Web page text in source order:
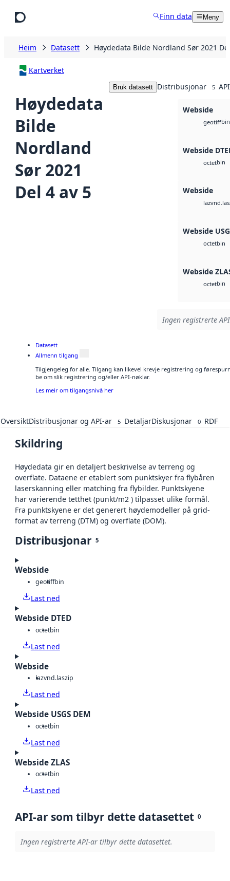
Finn data Meny
Heim Datasett Høydedata Bilde Nordland Sør 2021
Kartverket
Høydedata
Bilde
Nordland
Sør 2021
Del 4 av 5
Bruk datasett Distribusjonar 5
Webside
geotiffbin
Webside
octetbin
Webside
laz
Webside
octetbin
Webside
octetbin
Ingen registrerte
Datasett
Allmenn tilgang
Tilgjengeleg for alle. Tilgang kan likevel krevje registrering og
be om slik registrering og/eller API-nøklar.
Les meir om tilgangsnivå her
OversiktDistribusjonar og API-ar 5 DetaljarDiskusjonar 0 RDF
Skildring
Høydedata gir en detaljert beskrivelse av terreng og
overflate. Dataene er etablert som punktskyer fra flybåren
laserskanning eller matching fra flybilder. Punktskyene
har varierende tetthet (punkt/m2 ) tilpasset ulike formål.
Fra punktskyene er det generert høydemodeller på grid-
format av terreng (DTM) og overflate (DOM).
Distribusjonar 5
Webside
geotiffbin
Last ned
Webside DTED
octetbin
Last ned
Webside
lazvnd.laszip
Last ned
Webside USGS DEM
octetbin
Last ned
Webside ZLAS
octetbin
Last ned
API-ar som tilbyr dette datasettet 0
Ingen registrerte API-ar tilbyr dette datasettet.